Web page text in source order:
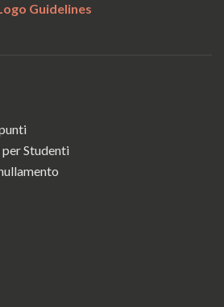
Guidelines
Studenti